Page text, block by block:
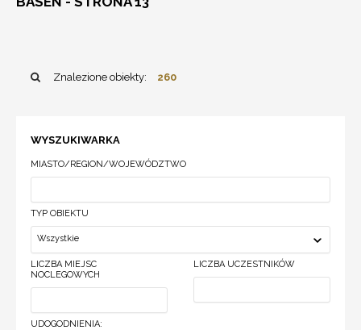
Znalezione obiekty: 260
WYSZUKIWARKA
MIASTO/REGION/WOJEWÓDZTWO
TYP OBIEKTU
Wszystkie
LICZBA MIEJSC
NOCLEGOWYCH
LICZBA UCZESTNIKÓW
UDOGODNIENIA: